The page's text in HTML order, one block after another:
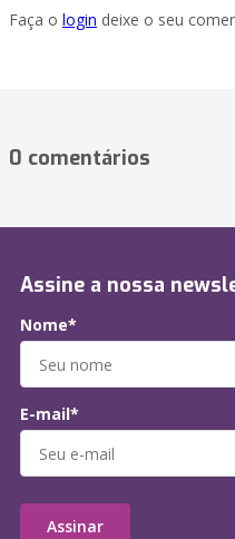
Faça o login deixe o seu
0 comentários
Assine a nossa
Nome*
E-mail*
Assinar